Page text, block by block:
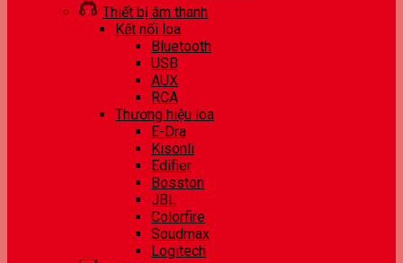
Thiết bị âm thanh
Kết nối loa
Bluetooth
USB
AUX
RCA
Thương hiệu loa
E-Dra
Kisonli
Edifier
Bosston
JBL
Colorfire
Soudmax
Logitech